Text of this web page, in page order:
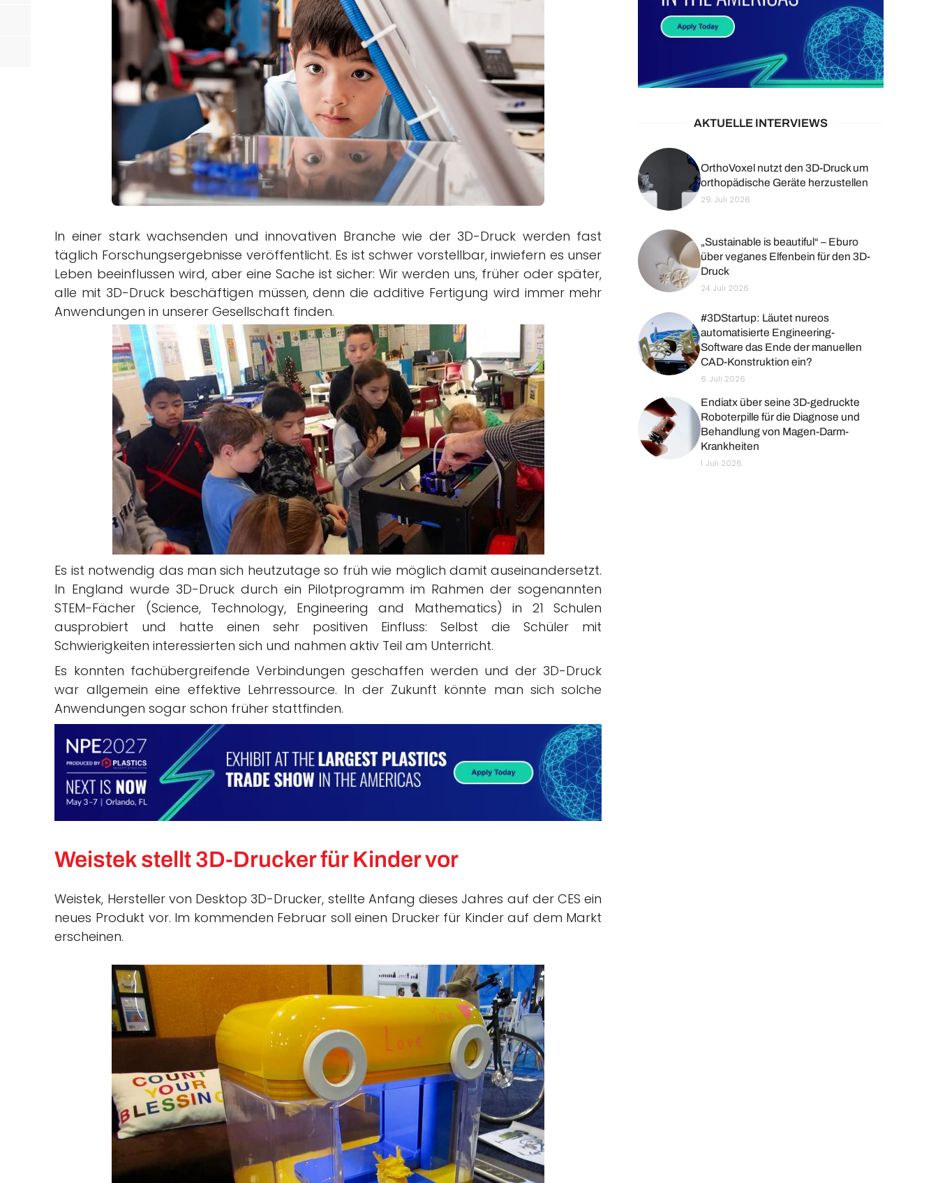
Business
Interviews
Rankings
Videos
In einer stark wachsenden und innovativen Branche wie der 3D-Druck werden fast
täglich Forschungsergebnisse veröffentlicht. Es ist schwer vorstellbar, inwiefern es unser
Leben beeinflussen wird, aber eine Sache ist sicher: Wir werden uns, früher oder später,
alle mit 3D-Druck beschäftigen müssen, denn die additive Fertigung wird immer mehr
Anwendungen in unserer Gesellschaft finden.
Es ist notwendig das man sich heutzutage so früh wie möglich damit auseinandersetzt.
In England wurde 3D-Druck durch ein Pilotprogramm im Rahmen der sogenannten
STEM-Fächer (Science, Technology, Engineering and Mathematics) in 21 Schulen
ausprobiert und hatte einen sehr positiven Einfluss: Selbst die Schüler mit
Schwierigkeiten interessierten sich und nahmen aktiv Teil am Unterricht.
Es konnten fachübergreifende Verbindungen geschaffen werden und der 3D-Druck
war allgemein eine effektive Lehrressource. In der Zukunft könnte man sich solche
Anwendungen sogar schon früher stattfinden.
Weistek stellt 3D-Drucker für Kinder vor
Weistek, Hersteller von Desktop 3D-Drucker, stellte Anfang dieses Jahres auf der CES ein
neues Produkt vor. Im kommenden Februar soll einen Drucker für Kinder auf dem Markt
erscheinen.
AKTUELLE INTERVIEWS
OrthoVoxel nutzt den 3D-Druck um
orthopädische Geräte herzustellen
29. Juli 2026
„Sustainable is beautiful“ – Eburo
über veganes Elfenbein für den 3D-
Druck
24. Juli 2026
#3DStartup: Läutet nureos
automatisierte Engineering-
Software das Ende der manuellen
CAD-Konstruktion ein?
6. Juli 2026
Endiatx über seine 3D-gedruckte
Roboterpille für die Diagnose und
Behandlung von Magen-Darm-
Krankheiten
1. Juli 2026